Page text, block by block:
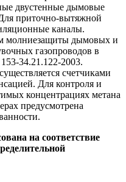
двустенные дымовые
приточно-вытяжной
каналы.
молниезащиты дымовых и
газопроводов в
34.21.122-2003.
счетчиками
Для контроля и
концентрациях метана
предусмотрена
на соответствие